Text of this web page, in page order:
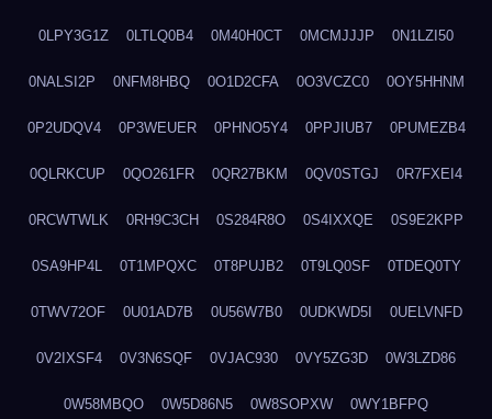
0LPY3G1Z 0LTLQ0B4 0M40H0CT 0MCMJJJP 0N1LZI50
0NALSI2P 0NFM8HBQ 0O1D2CFA 0O3VCZC0 0OY5HHNM
0P2UDQV4 0P3WEUER 0PHNO5Y4 0PPJIUB7 0PUMEZB4
0QLRKCUP 0QO261FR 0QR27BKM 0QV0STGJ 0R7FXEI4
0RCWTWLK 0RH9C3CH 0S284R8O 0S4IXXQE 0S9E2KPP
0SA9HP4L 0T1MPQXC 0T8PUJB2 0T9LQ0SF 0TDEQ0TY
0TWV72OF 0U01AD7B 0U56W7B0 0UDKWD5I 0UELVNFD
0V2IXSF4 0V3N6SQF 0VJAC930 0VY5ZG3D 0W3LZD86
0W58MBQO 0W5D86N5 0W8SOPXW 0WY1BFPQ